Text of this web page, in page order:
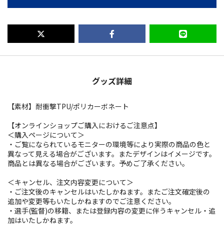
グッズ詳細
【素材】耐衝撃TPU/ポリカーボネート
【オンラインショップご購入におけるご注意点】
＜購入ページについて＞
・ご覧になられているモニターの環境等により実際の商品の色と
異なって見える場合がございます。またデザインはイメージです。
商品とは異なる場合がございます。予めご了承ください。
＜キャンセル、注文内容変更について＞
・ご注文後のキャンセルはいたしかねます。またご注文確定後の
追加や変更等もいたしかねますのでご注意ください。
・選手(監督)の移籍、または登録内容の変更に伴うキャンセル・追
加はいたしかねます。